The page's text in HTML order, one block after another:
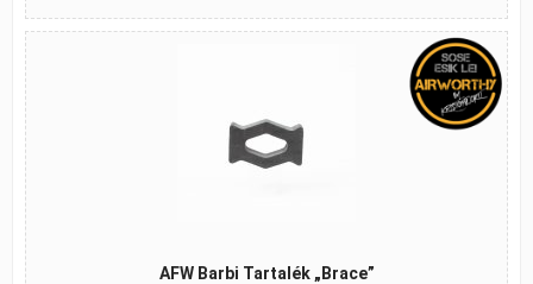
AFW Barbi Tartalék „Brace”